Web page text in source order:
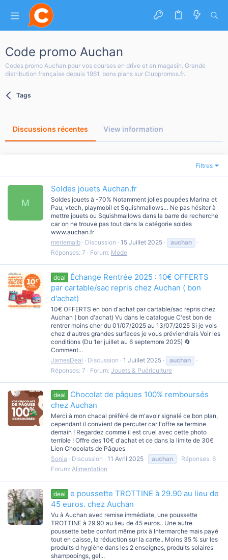
Code promo Auchan
Codes promo Auchan pour vos courses en drive et en magasin. Grande
distribution française depuis 1961, bons plans sur Clubpromos.fr.
Tags
Discussions récentes View information
Filtres
M
Soldes jouets Auchan.fr
Soldes jouets à -70% Notamment jolies poupées Marina et
Pau, vtech, playmobil et Squishmallows… Ne pas hésiter à
mettre jouets ou Squishmallows dans la barre de recherche
car on ne trouve pas tout dans la catégorie soldes
www.auchan.fr
meriemalb
Discussion 15 Juillet 2025
auchan
Réponses: 7
Forum: Mode
deal
Échange Rentrée 2025 : 10€ OFFERTS
par cartable/sac repris chez Auchan ( bon
d'achat)
10€ OFFERTS en bon d'achat par cartable/sac repris chez
Auchan ( bon d'achat) Vu dans le catalogue C'est bon de
rentrer moins cher du 01/07/2025 au 13/07/2025 Si je vois
chez d'autres grandes surfaces je vous préviendrais Voir les
conditions (Du 1er juillet au 6 septembre 2025) 🔄
Comment...
JamesDeal
Discussion 1 Juillet 2025
auchan
Réponses: 7
Forum: Jouets & Puériculture
deal
Chocolat de pâques 100% remboursés
chez Auchan
Merci à mon chacal préféré de m'avoir signalé ce bon plan,
cependant il convient de percuter car l'offre se termine
demain ! Regardez comme il est cruel avec cette photo
terrible ! Offre des 10€ d'achat et ce dans la limite de 30€
Lien Chocolats de Pâques
Sonia
Discussion 11 Avril 2025 auchan
Réponses: 6
Forum: Alimentation
deal
e poussette TROTTINE à 29.90 au lieu de
45 euros. chez Auchan
Vu à Auchan avec remise immédiate, une poussette
TROTTINE à 29.90 au lieu de 45 euros.. Une autre
poussette bebe confort même prix à Intermarche mais payé
tout en caisse, la réduction sur la carte.. Moins 35 % sur les
produits d hygiène dans les 2 enseignes, produits solaires
shampooings, gel...